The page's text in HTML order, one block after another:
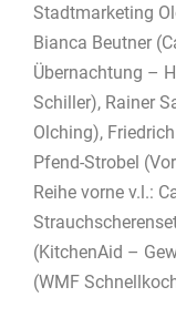
Stadtmarketing
Bianca Beutner
Übernachtung –
Schiller), Rainer
Olching),
Pfend-Strobel
Reihe vorne v.l.:
(KitchenAid –
(WMF